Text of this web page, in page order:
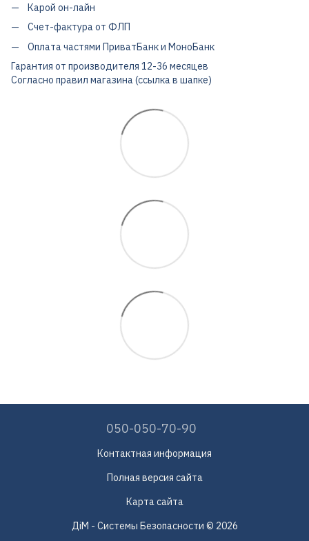
Карой он-лайн
Счет-фактура от ФЛП
Оплата частями ПриватБанк и МоноБанк
Гарантия от производителя 12-36 месяцев
Согласно правил магазина (ссылка в шапке)
050-050-70-90
Контактная информация
Полная версия сайта
Карта сайта
ДіМ - Системы Безопасности © 2026